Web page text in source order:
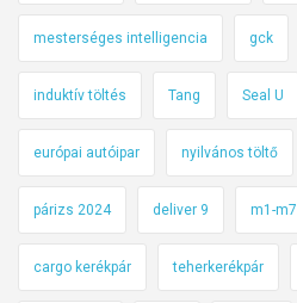
mesterséges intelligencia gck
induktív töltés Tang Seal U
európai autóipar nyilvános töltő
párizs 2024 deliver 9 m1-m7
cargo kerékpár teherkerékpár